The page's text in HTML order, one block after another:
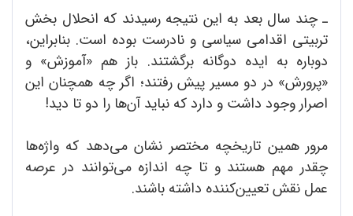
ـ چند سال بعد به این نتیجه رسیدند که انحلال بخش
تربیتی اقدامی سیاسی و نادرست بوده است. بنابراین،
دوباره به ایده دوگانه برگشتند. باز هم «آموزش» و
«پرورش» در دو مسیر پیش رفتند؛ اگر چه همچنان این
اصرار وجود داشت و دارد که نباید آن‌ها را دو تا دید!
مرور همین تاریخچه مختصر نشان می‌دهد که واژه‌ها
چقدر مهم هستند و تا چه اندازه می‌توانند در عرصه
عمل نقش تعیین‌کننده داشته باشند.